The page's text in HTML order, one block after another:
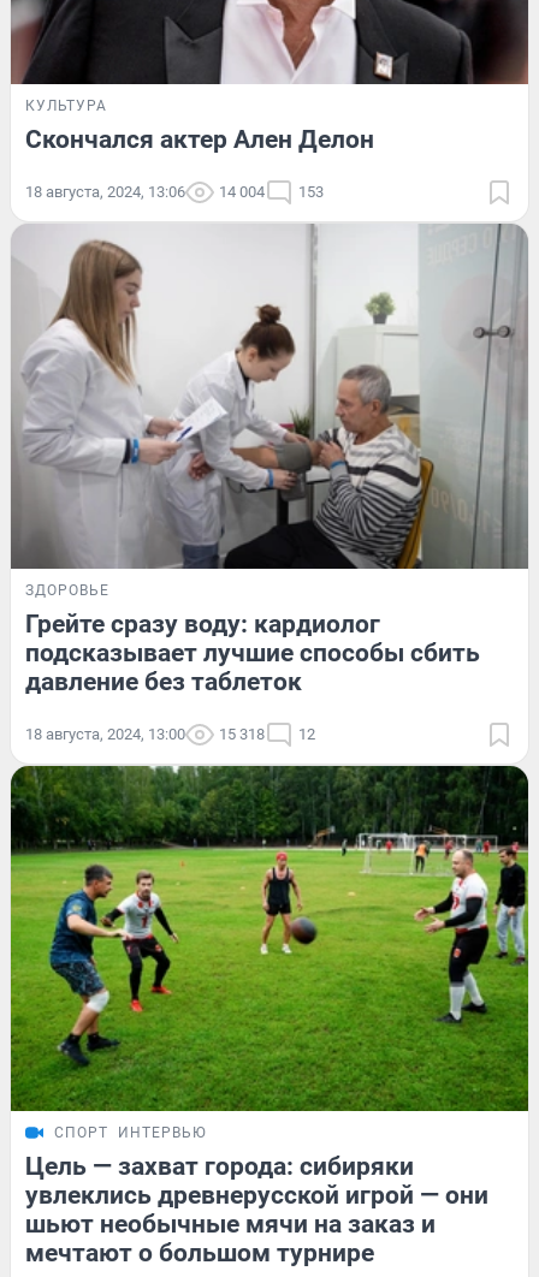
КУЛЬТУРА
Скончался актер Ален Делон
18 августа, 2024, 13:06 14 004 153
ЗДОРОВЬЕ
Грейте сразу воду: кардиолог
подсказывает лучшие способы сбить
давление без таблеток
18 августа, 2024, 13:00 15 318 12
СПОРТ ИНТЕРВЬЮ
Цель — захват города: сибиряки
увлеклись древнерусской игрой — они
шьют необычные мячи на заказ и
мечтают о большом турнире